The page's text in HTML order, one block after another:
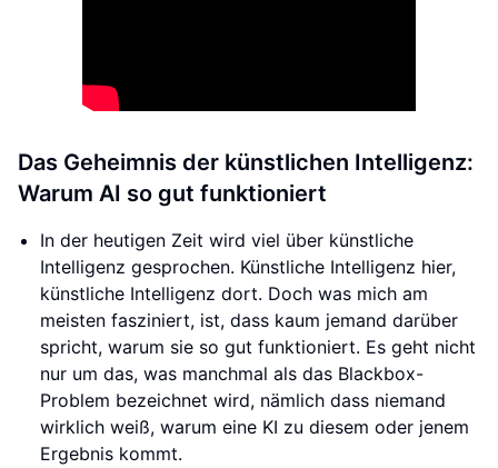
Das Geheimnis der künstlichen Intelligenz:
Warum AI so gut funktioniert
In der heutigen Zeit wird viel über künstliche
Intelligenz gesprochen. Künstliche Intelligenz hier,
künstliche Intelligenz dort. Doch was mich am
meisten fasziniert, ist, dass kaum jemand darüber
spricht, warum sie so gut funktioniert. Es geht nicht
nur um das, was manchmal als das Blackbox-
Problem bezeichnet wird, nämlich dass niemand
wirklich weiß, warum eine KI zu diesem oder jenem
Ergebnis kommt.